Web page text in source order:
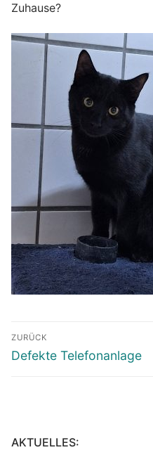
Zuhause?
Beitragsnavigation
ZURÜCK
Vorheriger
Defekte Telefonanlage
AKTUELLES: